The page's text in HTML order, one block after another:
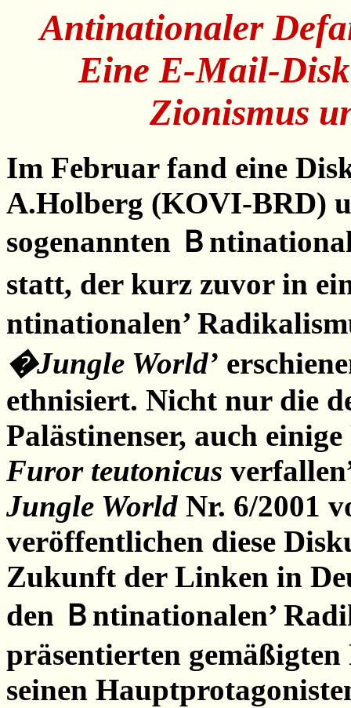
Antinationaler
Eine E-Mail-
Zionismus
Im Februar fand eine
A.Holberg (KOVI-BRD)
sogenannten Ｂ
statt, der kurz zuvor in
ntinationalen’
�Jungle World’
ethnisiert. Nicht nur die
Palästinenser, auch
Furor teutonicus
Jungle World Nr. 6/2001
veröffentlichen diese
Zukunft der Linken in
den Ｂntinationalen’
präsentierten
seinen